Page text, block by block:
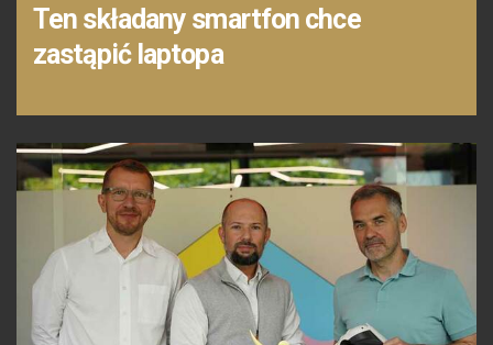
Ten składany smartfon chce
zastąpić laptopa